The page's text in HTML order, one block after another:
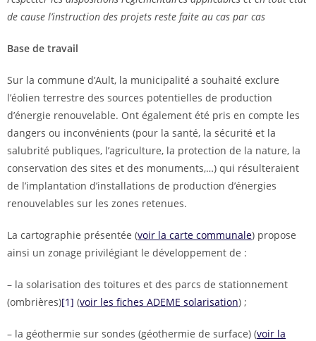
de cause l’instruction des projets reste faite au cas par cas
Base de travail
Sur la commune d’Ault, la municipalité a souhaité exclure
l’éolien terrestre des sources potentielles de production
d’énergie renouvelable. Ont également été pris en compte les
dangers ou inconvénients (pour la santé, la sécurité et la
salubrité publiques, l’agriculture, la protection de la nature, la
conservation des sites et des monuments,…) qui résulteraient
de l’implantation d’installations de production d’énergies
renouvelables sur les zones retenues.
La cartographie présentée (voir la carte communale) propose
ainsi un zonage privilégiant le développement de :
– la solarisation des toitures et des parcs de stationnement
(ombrières)[1] (voir les fiches ADEME solarisation) ;
– la géothermie sur sondes (géothermie de surface) (voir la